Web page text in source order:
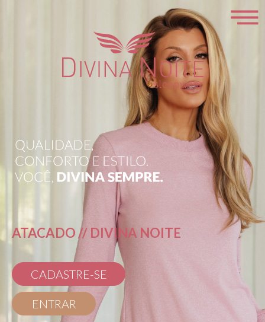
ATACADO // DIVINA NOITE
CADASTRE-SE
ENTRAR